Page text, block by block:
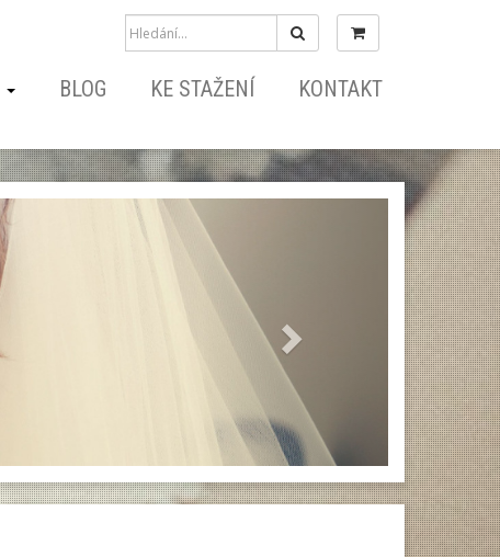
BLOG KE STAŽENÍ KONTAKT